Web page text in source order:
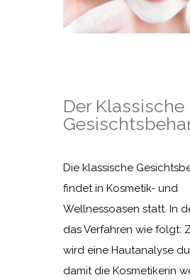
Der Klassische
Die klassische
findet in Kosmetik- und
Wellnessoasen statt. In
das Verfahren wie folgt:
wird eine Hautanalyse
damit die Kosmetikerin